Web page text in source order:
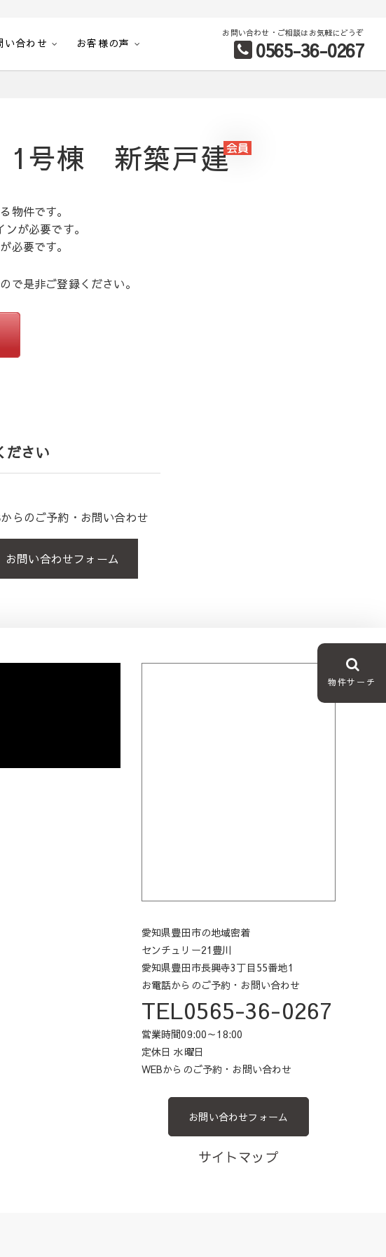
い合わせ お客様の声
お問い合わせ・ご相談はお気軽にどうぞ
0565-36-0267
号棟 新築戸建
物件です。
が必要です。
必要です。
で是非ご登録ください。
ださい
らのご予約・お問い合わせ
お問い合わせフォーム
物件サーチ
愛知県豊田市の地域密着
センチュリー21豊川
愛知県豊田市長興寺3丁目55番地1
お電話からのご予約・お問い合わせ
TEL0565-36-0267
営業時間09:00～18:00
定休日 水曜日
WEBからのご予約・お問い合わせ
お問い合わせフォーム
サイトマップ